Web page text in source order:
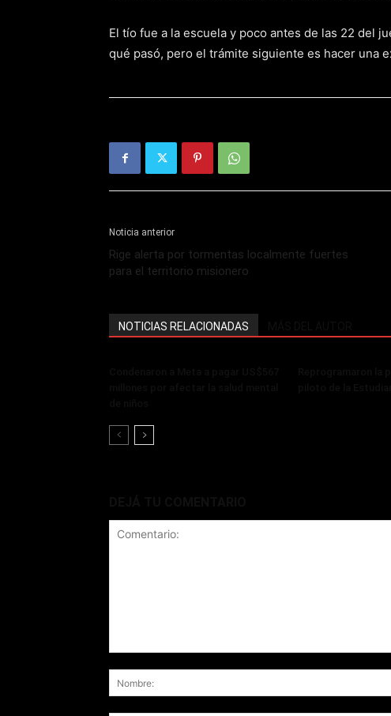
El tío fue a la escuela y poco antes de las 22 del
qué pasó, pero el trámite siguiente es hacer una
Noticia anterior
Rige alerta por tormentas localmente fuertes
para el territorio misionero
NOTICIAS RELACIONADAS